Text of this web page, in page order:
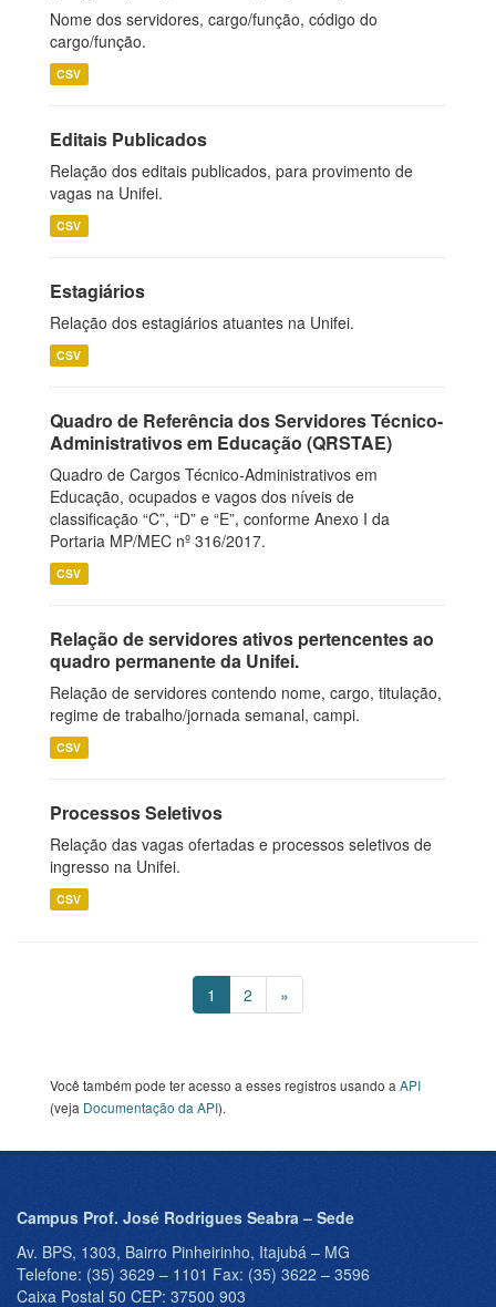
Nome dos servidores, cargo/função, código do
cargo/função.
CSV
Editais Publicados
Relação dos editais publicados, para provimento de
vagas na Unifei.
CSV
Estagiários
Relação dos estagiários atuantes na Unifei.
CSV
Quadro de Referência dos Servidores Técnico-
Administrativos em Educação (QRSTAE)
Quadro de Cargos Técnico-Administrativos em
Educação, ocupados e vagos dos níveis de
classificação “C”, “D” e “E”, conforme Anexo I da
Portaria MP/MEC nº 316/2017.
CSV
Relação de servidores ativos pertencentes ao
quadro permanente da Unifei.
Relação de servidores contendo nome, cargo, titulação,
regime de trabalho/jornada semanal, campi.
CSV
Processos Seletivos
Relação das vagas ofertadas e processos seletivos de
ingresso na Unifei.
CSV
1 2 »
Você também pode ter acesso a esses registros usando a API
(veja Documentação da API).
Campus Prof. José Rodrigues Seabra – Sede
Av. BPS, 1303, Bairro Pinheirinho, Itajubá – MG
Telefone: (35) 3629 – 1101 Fax: (35) 3622 – 3596
Caixa Postal 50 CEP: 37500 903